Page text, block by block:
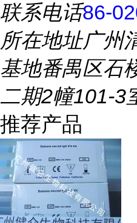
联系电话86-
所在地址广州
基地番禺区石
二期2幢101-3
推荐产品